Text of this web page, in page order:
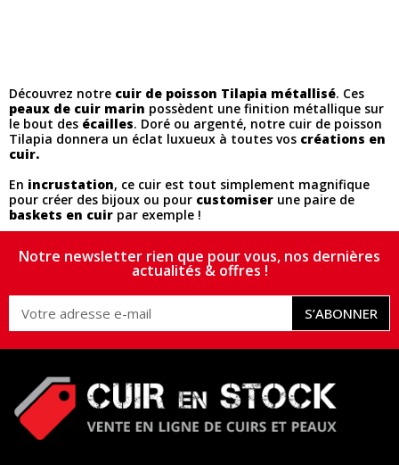
Découvrez notre cuir de poisson Tilapia métallisé. Ces
peaux de cuir marin possèdent une finition métallique sur
le bout des écailles. Doré ou argenté, notre cuir de poisson
Tilapia donnera un éclat luxueux à toutes vos créations en
cuir.
En incrustation, ce cuir est tout simplement magnifique
pour créer des bijoux ou pour customiser une paire de
baskets en cuir par exemple !
Notre newsletter rien que pour vous, nos dernières
actualités & offres !
S’ABONNER